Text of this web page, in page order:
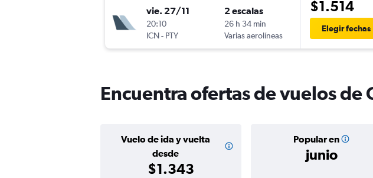
vie. 27/11
20:10
ICN- PTY
2 escalas
26 h 34 min
Varias aerolíneas
$1.514
Elegir fechas
Encuentra ofertas de vuelos de
Vuelo de ida y vuelta
desde
$1.343
Popular en
junio